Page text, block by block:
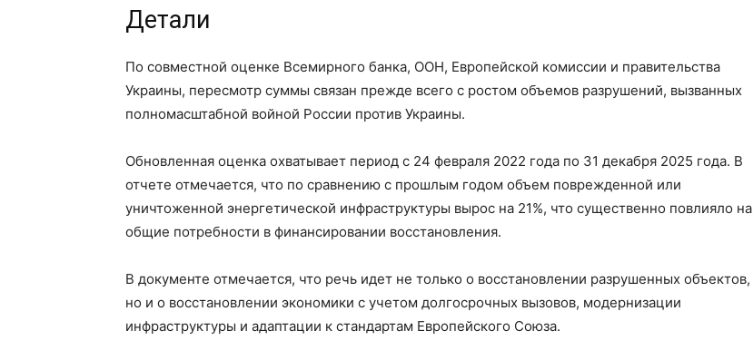
Детали
По совместной оценке Всемирного банка, ООН, Европейской комиссии и правительства
Украины, пересмотр суммы связан прежде всего с ростом объемов разрушений, вызванных
полномасштабной войной России против Украины.
Обновленная оценка охватывает период с 24 февраля 2022 года по 31 декабря 2025 года. В
отчете отмечается, что по сравнению с прошлым годом объем поврежденной или
уничтоженной энергетической инфраструктуры вырос на 21%, что существенно повлияло на
общие потребности в финансировании восстановления.
В документе отмечается, что речь идет не только о восстановлении разрушенных объектов,
но и о восстановлении экономики с учетом долгосрочных вызовов, модернизации
инфраструктуры и адаптации к стандартам Европейского Союза.